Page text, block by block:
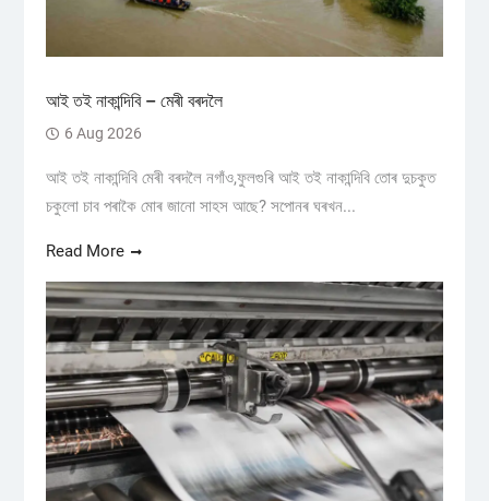
আই তই নাকান্দিবি – মেৰী বৰদলৈ
6 Aug 2026
আই তই নাকান্দিবি মেৰী বৰদলৈ নগাঁও,ফুলগুৰি আই তই নাকান্দিবি তোৰ দুচকুত
চকুলো চাব পৰাকৈ মোৰ জানো সাহস আছে? সপোনৰ ঘৰখন...
Read More